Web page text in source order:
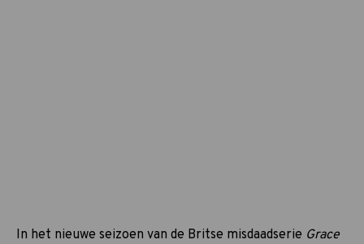
In het nieuwe seizoen van de Britse misdaadserie Grace